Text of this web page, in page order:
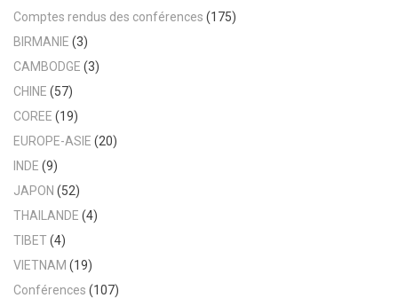
Comptes rendus des conférences (175)
BIRMANIE (3)
CAMBODGE (3)
CHINE (57)
COREE (19)
EUROPE-ASIE (20)
INDE (9)
JAPON (52)
THAILANDE (4)
TIBET(4)
VIETNAM (19)
Conférences (107)